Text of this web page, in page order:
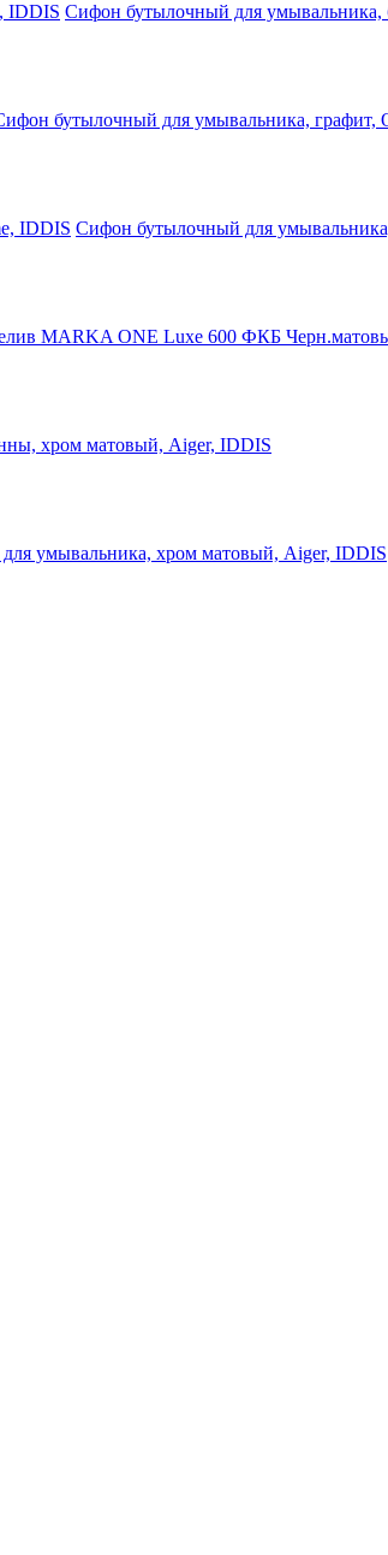
Сифон бутылочный для
бутылочный для умывальника, графит,
Сифон бутылочный для
MARKA ONE Luxe 600 ФКБ
хром матовый, Aiger, IDDIS
для умывальника, хром матовый, Aiger, IDDIS